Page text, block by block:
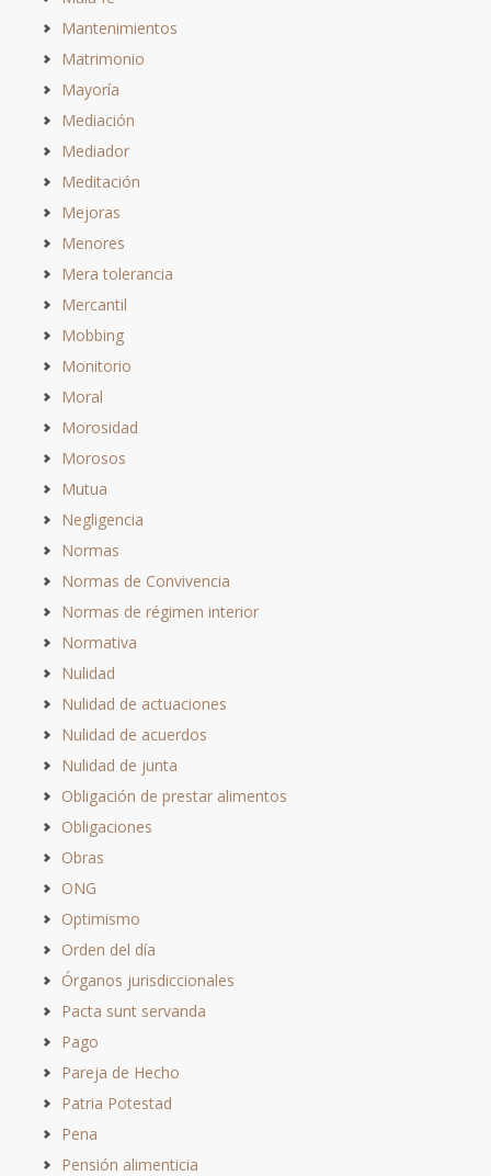
Mantenimientos
Matrimonio
Mayoría
Mediación
Mediador
Meditación
Mejoras
Menores
Mera tolerancia
Mercantil
Mobbing
Monitorio
Moral
Morosidad
Morosos
Mutua
Negligencia
Normas
Normas de Convivencia
Normas de régimen interior
Normativa
Nulidad
Nulidad de actuaciones
Nulidad de acuerdos
Nulidad de junta
Obligación de prestar alimentos
Obligaciones
Obras
ONG
Optimismo
Orden del día
Órganos jurisdiccionales
Pacta sunt servanda
Pago
Pareja de Hecho
Patria Potestad
Pena
Pensión alimenticia